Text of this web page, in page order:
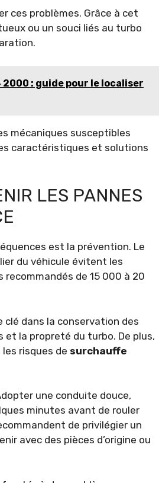
ces problèmes. Grâce à cet
ou un souci liés au turbo
: guide pour le localiser
mécaniques susceptibles
caractéristiques et solutions
LES PANNES
est la prévention. Le
du véhicule évitent les
de 15 000 à 20
clé dans la conservation des
la propreté du turbo. De plus,
risques de surchauffe
une conduite douce,
minutes avant de rouler
de privilégier un
avec des pièces d’origine ou